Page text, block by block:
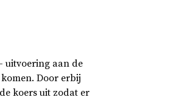
uitvoering aan de
Door erbij
koers uit zodat er